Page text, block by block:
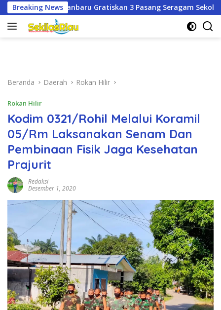
Langsung
ke
konten
Breaking News
3 Pasang Seragam Sekolah untuk Murid Baru SD dan
Beranda Daerah Rokan Hilir
Rokan Hilir
Kodim 0321/Rohil Melalui Koramil
05/Rm Laksanakan Senam Dan
Pembinaan Fisik Jaga Kesehatan
Prajurit
Redaksi
Desember 1, 2020